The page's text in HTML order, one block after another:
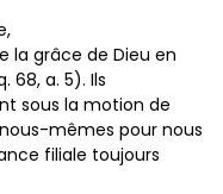
la grâce de Dieu en
68, a. 5). Ils
sous la motion de
mêmes pour nous
filiale toujours